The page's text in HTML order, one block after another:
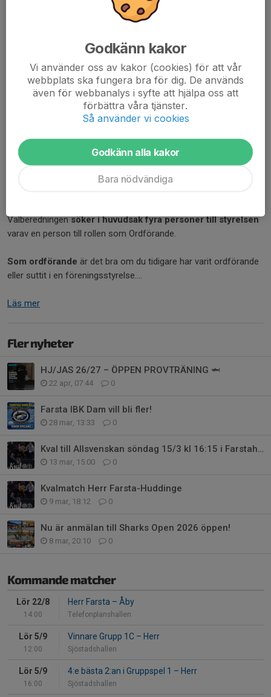
Valberedningensöker i huvudsak fyra personer till styrelsen
varav en person till rollen som Ordförande.
Som ordförande är det bra om du tidigare har varit ordförande
eller suttit i en föreningsstyrelse....
Läs mer
Fler nyheter
HJ/JAS 26/27 – ÖPPEN PROVTRÄNING 🦈
22 apr, 07:44 0
Farsta IBK Dam vill bli fler!
28 mar, 13:33 0
Kval till Allsvenskan söndag 15/3 kl 16:15 i Farstahallen
13 mar, 15:00 0
Kvalmatch Herr Farsta-Huddinge
9 mar, 18:12 0
Nu är anmälan till Sharks Open 2026 öppen!
8 mar, 20:10 0
Kommande matcher
Lör 22/8
14:00
Herr Farsta – Åby
Telefonplanshallen
Lör 5/9
12:00
Vinnare Grupp 1C – Herr
Sjöstadshallen
Lör 5/9
16:00
4:e bästa 2:an i Gruppspel 1 – Herr
Sjöstadshallen
Godkänn kakor
Vi använder oss av kakor (cookies) för att vår
webbplats ska fungera bra för dig. De används
även för webbanalys i syfte att hjälpa oss att
förbättra våra tjänster.
Så använder vi cookies
Godkänn alla kakor
Bara nödvändiga